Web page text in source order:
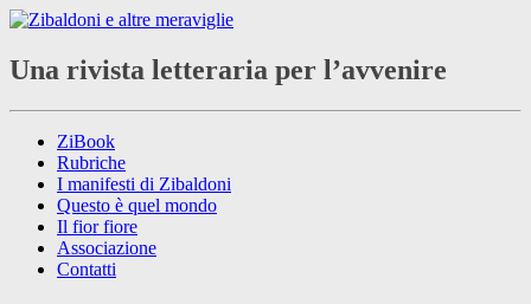
Una rivista letteraria per l’avvenire
ZiBook
Rubriche
I manifesti di Zibaldoni
Questo è quel mondo
Il fior fiore
Associazione
Contatti